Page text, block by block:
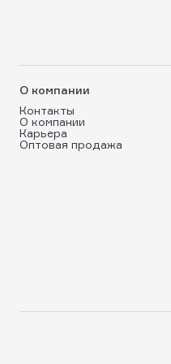
О компании
Контакты
О компании
Карьера
Оптовая продажа